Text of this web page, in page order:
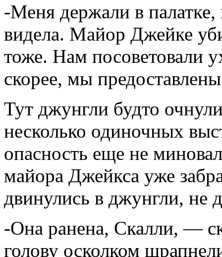
-Меня держали в
видела. Майор Джейке
тоже. Нам посоветовали
скорее, мы
Тут джунгли будто
несколько одиночных
опасность еще не
майора Джейкса уже
двинулись в джунгли, не
-Она ранена, Скалли, —
голову осколком